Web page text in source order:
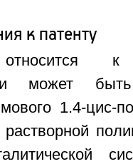
к патенту
к
и может
1.4-цис-